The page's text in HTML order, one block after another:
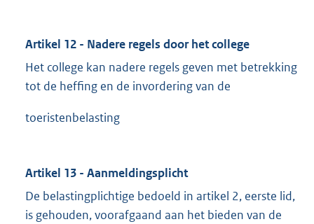
Artikel 12 - Nadere regels door het college
Het college kan nadere regels geven met betrekking
tot de heffing en de invordering van de
toeristenbelasting
Artikel 13 - Aanmeldingsplicht
De belastingplichtige bedoeld in artikel 2, eerste lid,
is gehouden, voorafgaand aan het bieden van de